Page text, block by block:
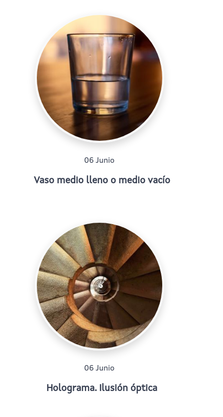
06 Junio
Vaso medio lleno o medio vacío
06 Junio
Holograma. Ilusión óptica